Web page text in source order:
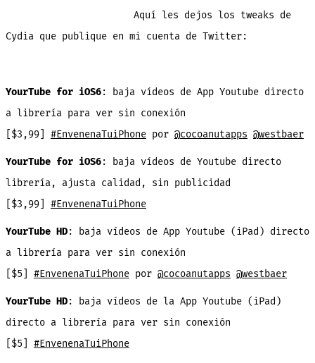
Aquí les dejos los tweaks de
Cydia que publique en mi cuenta de Twitter:
YourTube for iOS6: baja vídeos de App Youtube directo
a librería para ver sin conexión
[$3,99] #EnvenenaTuiPhonepor @cocoanutapps @westbaer
YourTube for iOS6:
baja vídeos de Youtube directo
librería, ajusta calidad, sin publicidad
[$3,99] #EnvenenaTuiPhone
YourTube HD: baja vídeos de App Youtube (iPad) directo
a librería para ver sin conexión
[$5] #EnvenenaTuiPhonepor @cocoanutapps @westbaer
YourTube HD: baja vídeos de la App Youtube (iPad)
directo a librería para ver sin conexión
[$5] #EnvenenaTuiPhone